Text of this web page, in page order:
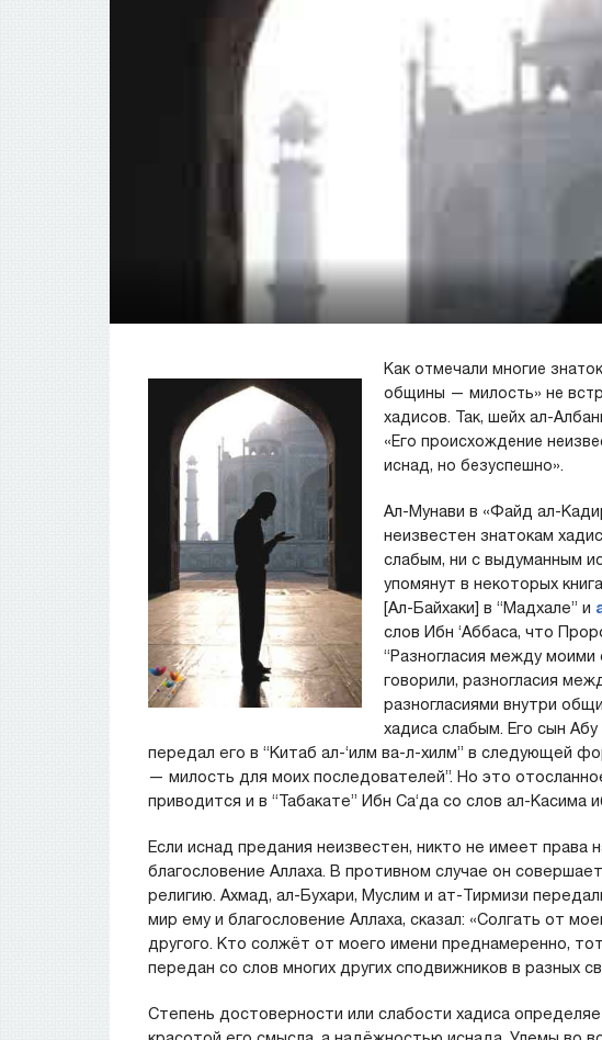
Как отмечали многие
общины — милость» не
хадисов. Так, шейх ал-
«Его происхождение
иснад, но безуспешно».
Ал-Мунави в «Файд ал-
неизвестен знатокам
слабым, ни с выдуманным
упомянут в некоторых
[Ал-Байхаки] в “Мадхале” и
слов Ибн ‘Аббаса, что
“Разногласия между
говорили, разногласия
разногласиями внутри
хадиса слабым. Его сын
передал его в “Китаб ал-‘илм ва-л-хилм” в следующей
— милость для моих последователей”. Но это
приводится и в “Табакате” Ибн Са‘да со слов ал-Касима
Если иснад предания неизвестен, никто не имеет права
благословение Аллаха. В противном случае он
религию. Ахмад, ал-Бухари, Муслим и ат-Тирмизи
мир ему и благословение Аллаха, сказал: «Солгать от
другого. Кто солжёт от моего имени преднамеренно,
передан со слов многих других сподвижников в разных
Степень достоверности или слабости хадиса